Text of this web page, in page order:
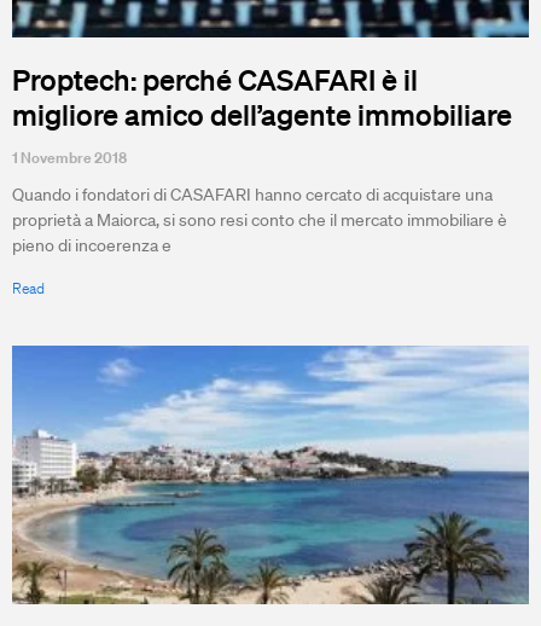
Proptech: perché CASAFARI è il
migliore amico dell’agente immobiliare
1 Novembre 2018
Quando i fondatori di CASAFARI hanno cercato di acquistare una
proprietà a Maiorca, si sono resi conto che il mercato immobiliare è
pieno di incoerenza e
Read